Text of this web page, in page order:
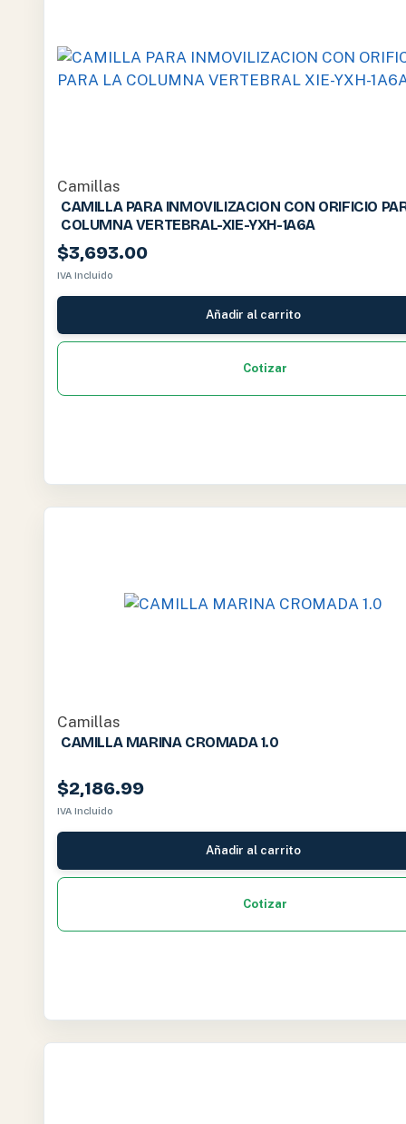
Camillas
CAMILLA PARA INMOVILIZACION CON ORIFICIO
COLUMNA VERTEBRAL-XIE-YXH-1A6A
$3,693.00
IVA Incluido
Añadir al carrito
Cotizar
Camillas
CAMILLA MARINA CROMADA 1.0
$2,186.99
IVA Incluido
Añadir al carrito
Cotizar